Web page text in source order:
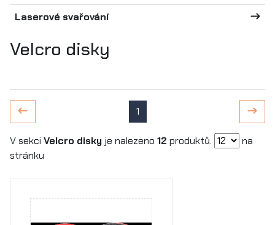
Laserové svařování
Velcro disky
1
V sekci Velcro disky je nalezeno 12 produktů.
na
stránku